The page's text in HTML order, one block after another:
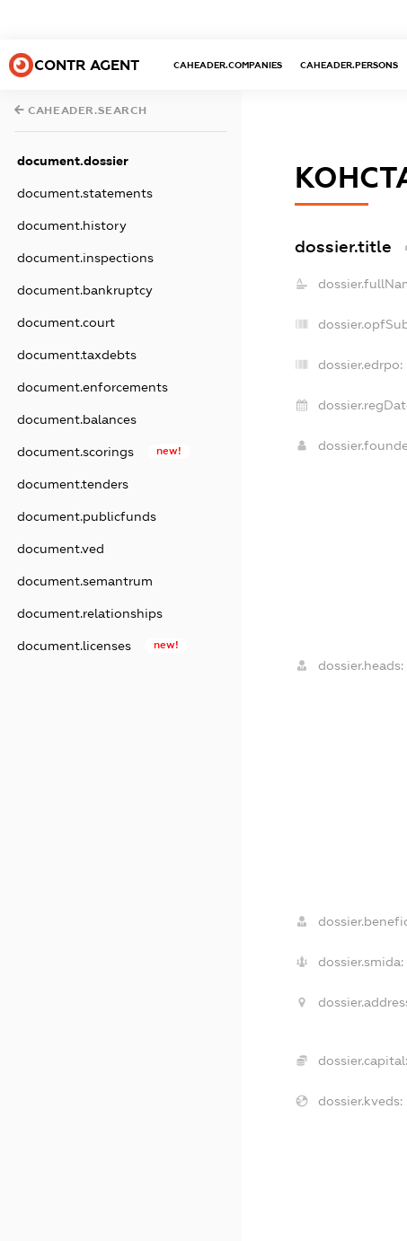
CONTR AGENT CAHEADER.COMPANIES CAHEADER.PERSONS
CAHEADER.SEARCH
document.dossier
document.statements
document.history
document.inspections
document.bankruptcy
document.court
document.taxdebts
document.enforcements
document.balances
document.scorings new!
document.tenders
document.publicfunds
document.ved
document.semantrum
document.relationships
document.licenses new!
dossier.title
dossier.edrpo:
dossier.heads:
dossier.smida:
dossier.capital:
dossier.kveds: